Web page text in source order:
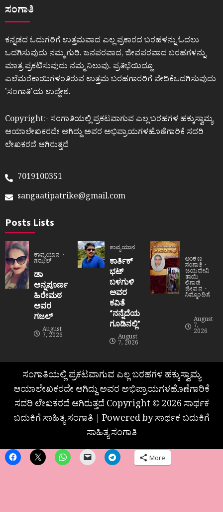
ಸಂಗಾತಿ
ಕನ್ನಡದ ಓದುಗರಿಗೆ ಉತ್ತಮವಾದ ಎಲ್ಲ ಪ್ರಕಾರದ ಬರಹಳನ್ನು ಓದಲು
ಒದಗಿಸುವುದು ನಮ್ಮ ಗುರಿ. ಜನಪರವಾದ, ಜೀವಪರವಾದ ಬರಹಗಳನ್ನು
ಮಾತ್ರ ಪ್ರಕಟಿಸುವುದು ನಮ್ಮ ನಿಲುವು. ಪ್ರತಿಭೆಯಿದ್ದೂ
ಎಲೆಮರೆಕಾಯಿಗಳಂತಿರುವ ಉತ್ತಮ ಬರಹಗಾರರಿಗೆ ವೇದಿಕೆಒದಗಿಸುವುದು
ʼಸಂಗಾತಿʼಯ ಉದ್ದೇಶ.
Copyright:- ಸಂಗಾತಿಯಲ್ಲಿ ಪ್ರಕಟವಾಗುವ ಎಲ್ಲ ಬರಹಗಳ ಹಕ್ಕುಸ್ವಾಮ್ಯ
ಆಯಾಲೇಖಕರದೇ ಆಗಿದ್ದು ಅವರ ಅಭಿಪ್ರಾಯಗಳಹೊಣೆಗಾರಿಕೆ ಸದರಿ
ಲೇಖಕರದೆ ಆಗಿರುತ್ತದೆ
7019100351
sangaatipatrike@gmail.com
Posts Lists
ಕಾವ್ಯಯಾನ
ಗಝಲ್
ಡಾ
ಅನ್ನಪೂರ್ಣ
ಹಿರೇಮಠ
ಅವರ
ಗಜಲ್
August
7, 2026
ಕಾವ್ಯಯಾನ
ಕಾರ್ತಿಕ್
ಭಟ್
ಬಳಗುಳಿ
ಅವರ
ಕವಿತೆ
“ನನ್ನೆದೆಯ
ಗೂಡಿನಲ್ಲಿ”
August
7, 2026
ಅಂಕಣ
ಸಂಗಾತಿ
ಜಯದೇವಿ
ತಾಯಿ
ಲಿಗಾಡೆ
ಜೀವನ
ನಿಮ್ಮೊಂದಿಗೆ
August
7,
2026
ಸಂಗಾತಿಯಲ್ಲಿ ಪ್ರಕಟವಾಗುವ ಎಲ್ಲ ಬರಹಗಳ ಹಕ್ಕುಸ್ವಾಮ್ಯ
ಆಯಾಲೇಖಕರದೇ ಆಗಿದ್ದು ಅವರ ಅಭಿಪ್ರಾಯಗಳಹೊಣೆಗಾರಿಕೆ
ಸದರಿ ಲೇಖಕರದೆ ಆಗಿರುತ್ತದೆ Copyright © 2026 ಸಾರ್ಥಕ
ಬದುಕಿಗೆ ಸಾಹಿತ್ಯ ಸಂಗಾತಿ | Powered by ಸಾರ್ಥಕ ಬದುಕಿಗೆ
ಸಾಹಿತ್ಯ ಸಂಗಾತಿ
More